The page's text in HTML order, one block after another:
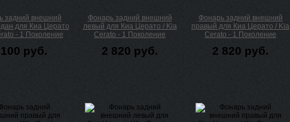
задний внешний
для Киа Церато
- 1 Поколение
руб.
Фонарь задний внешний
левый для Киа Церато / Kia
Cerato - 1 Поколение
2 820 руб.
Фонарь задний внешний
правый для Киа Церато / Kia
Cerato - 1 Поколение
2 820 руб.